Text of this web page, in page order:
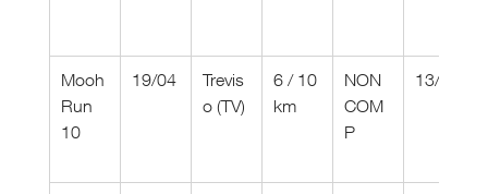
Mooh
Run
10
19/04
Trevis
o (TV)
6 / 10
km
NON
COM
P
13/04